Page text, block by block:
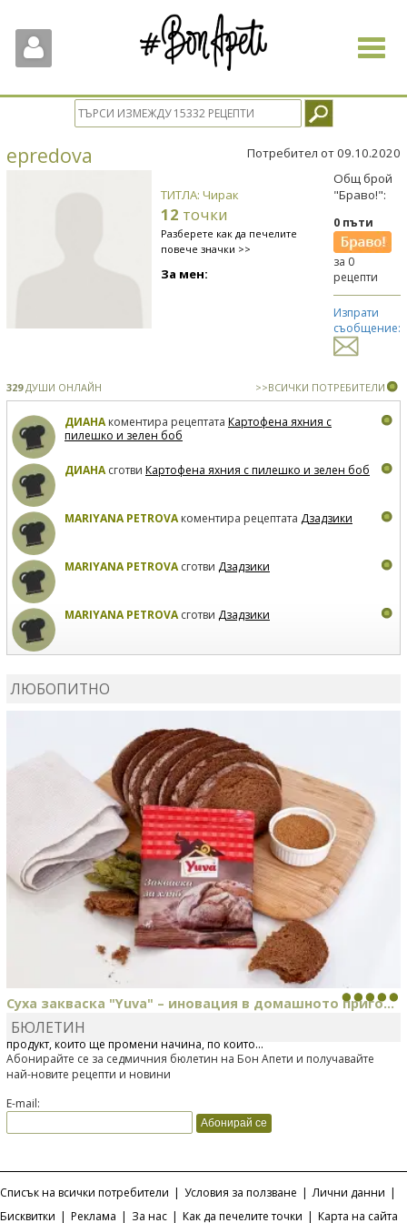
Toggle
epredova Потребител от 09.10.2020
ТИТЛА: Чирак
12 точки
Разберете как да печелите
повече значки >>
За мен:
Общ брой
"Браво!":
0 пъти
за 0
рецепти
Изпрати
съобщение:
329ДУШИ ОНЛАЙН >>ВСИЧКИ ПОТРЕБИТЕЛИ
ДИАНАкоментира рецептата Картофена яхния с
пилешко и зелен боб
ДИАНАсготви Картофена яхния с пилешко и зелен боб
MARIYANA PETROVAкоментира рецептата Дзадзики
MARIYANA PETROVAсготви Дзадзики
MARIYANA PETROVAсготви Дзадзики
ЛЮБОПИТНО
Суха закваска "Yuva" – иновация в домашното приго...
Отскоро Лесафр България стартира предлагането на изцяло нов
продукт, който ще промени начина, по който...
БЮЛЕТИН
Абонирайте се за седмичния бюлетин на Бон Апети и получавайте
най-новите рецепти и новини
E-mail:
Списък на всички потребители | Условия за ползване | Лични данни |
Бисквитки | Реклама | За нас | Как да печелите точки | Карта на сайта